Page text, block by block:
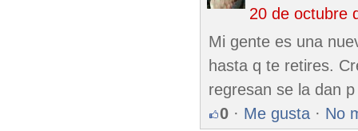
20 de octubre
Mi gente es una
hasta q te retires.
regresan se la dan
0 · Me gusta · No